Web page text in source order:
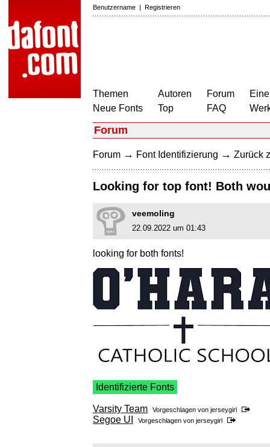
Benutzername | Registrieren
Themen
Neue Fonts
Autoren
Top
Forum
FAQ
Forum
Forum → Font Identifizierung → Zurück
Looking for top font! Both
veemoling
22.09.2022 um 01:43
looking for both fonts!
Identifizierte Fonts
Varsity Team Vorgeschlagen von jerseygirl
Segoe UI Vorgeschlagen von jerseygirl